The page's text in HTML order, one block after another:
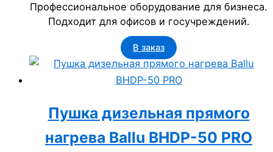
Профессиональное оборудование для бизнеса.
Подходит для офисов и госучреждений.
В заказ
Пушка дизельная прямого
нагрева Ballu BHDP-50 PRO